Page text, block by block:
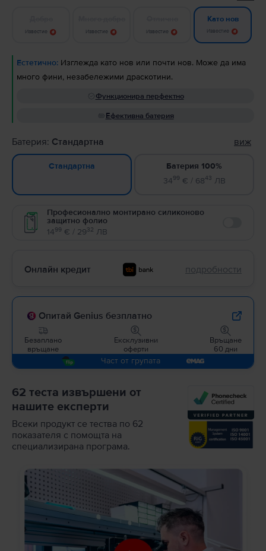
Известие Известие Известие
Като нов
Известие
Естетично: Изглежда като нов или почти нов. Може да има
много фини, незабележими драскотини.
Функционира перфектно
Ефективна батерия
Батерия: Стандартна виж
Стандартна
Батерия 100%
3499€ / 6843 ЛВ
Професионално монтирано силиконово
защитно фолио
1499 € / 2932 ЛВ
Онлайн кредит подробности
Опитай Genius безплатно
Безаплано
връщане
Ексклузивни
оферти
Връщане
60 дни
Част от групата
62 теста извършени от
нашите експерти
Всеки продукт се тества по 62
показателя с помощта на
специализирана програма.